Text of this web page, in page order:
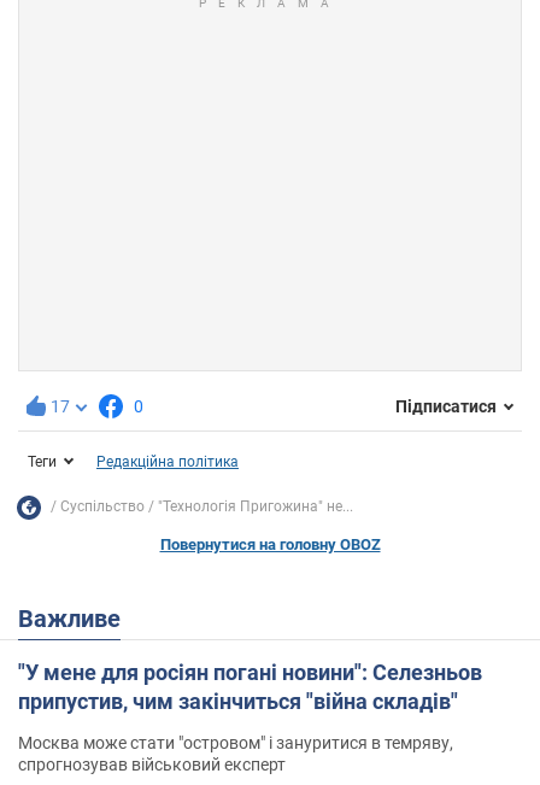
17 0 Підписатися
Теги Редакційна політика
Суспільство "Технологія Пригожина" не...
Повернутися на головну OBOZ
Важливе
"У мене для росіян погані новини": Селезньов
припустив, чим закінчиться "війна складів"
Москва може стати "островом" і зануритися в темряву,
спрогнозував військовий експерт